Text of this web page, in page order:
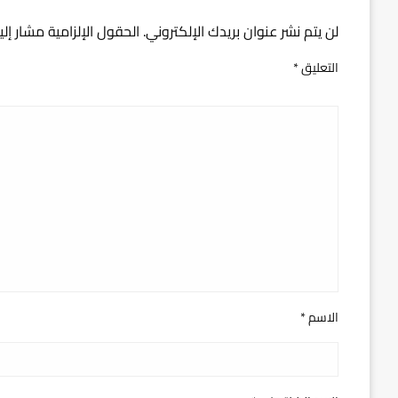
لن يتم نشر عنوان بريدك الإلكتروني.الحقول الإلزامية مشار
التعليق*
الاسم*